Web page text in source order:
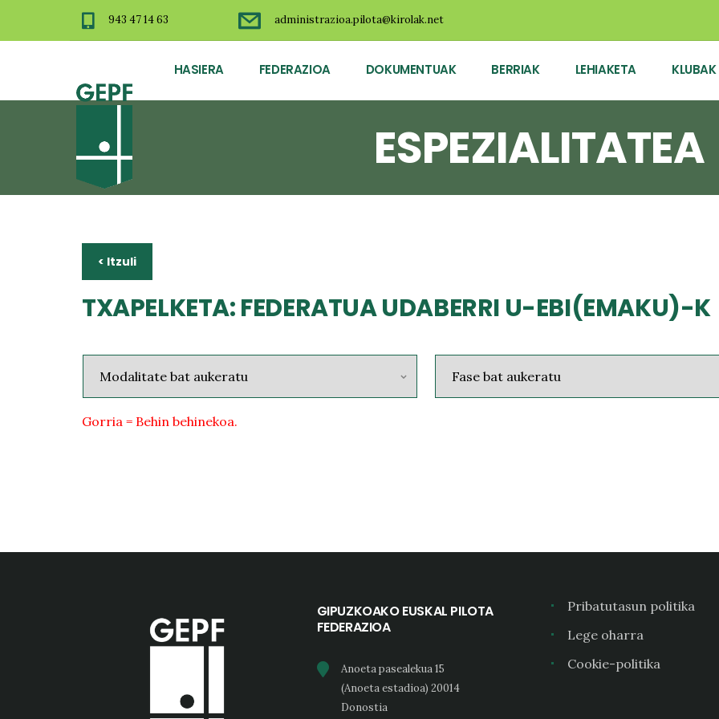
943 47 14 63 administrazioa.pilota@kirolak.net
HASIERA FEDERAZIOA DOKUMENTUAK BERRIAK LEHIAKETA KLUBAK
ESPEZIALITATEA
< Itzuli
TXAPELKETA: FEDERATUA UDABERRI U-EBI(EMAKU)-K
Gorria = Behin behinekoa.
GIPUZKOAKO EUSKAL PILOTA
FEDERAZIOA
Anoeta pasealekua 15
(Anoeta estadioa) 20014
Donostia
Pribatutasun politika
Lege oharra
Cookie-politika